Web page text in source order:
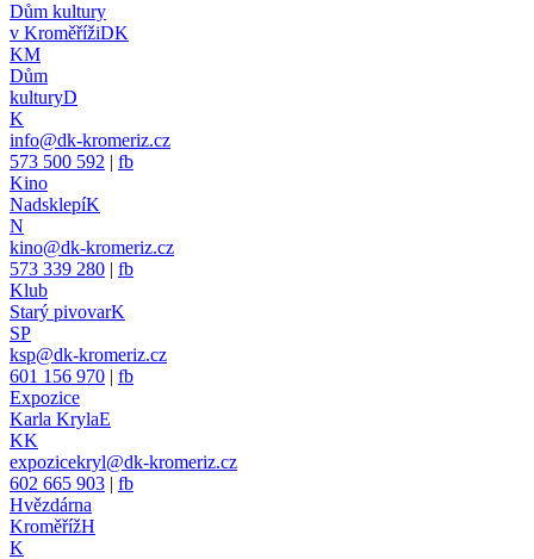
Dům kultury
v KroměřížiDK
KM
Dům
kulturyD
K
info@dk-kromeriz.cz
573 500 592 | fb
Kino
NadsklepíK
N
kino@dk-kromeriz.cz
573 339 280 | fb
Klub
Starý pivovarK
SP
ksp@dk-kromeriz.cz
601 156 970 | fb
Expozice
Karla KrylaE
KK
expozicekryl@dk-kromeriz.cz
602 665 903 | fb
Hvězdárna
KroměřížH
K